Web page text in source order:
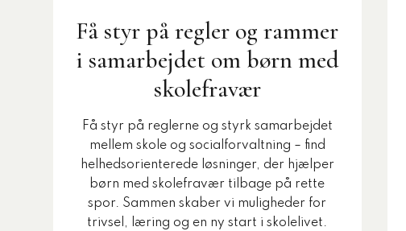
Få styr på regler og rammer
i samarbejdet om børn med
skolefravær
Få styr på reglerne og styrk samarbejdet
mellem skole og socialforvaltning – find
helhedsorienterede løsninger, der hjælper
børn med skolefravær tilbage på rette
spor. Sammen skaber vi muligheder for
trivsel, læring og en ny start i skolelivet.